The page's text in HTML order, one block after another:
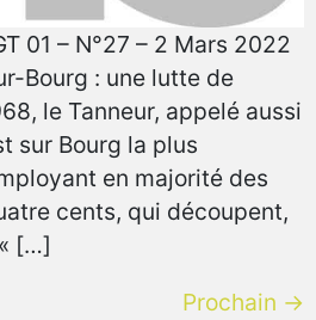
01 – N°27 – 2 Mars 2022
Bourg : une lutte de
le Tanneur, appelé aussi
sur Bourg la plus
en majorité des
cents, qui découpent,
[…]
Prochain →